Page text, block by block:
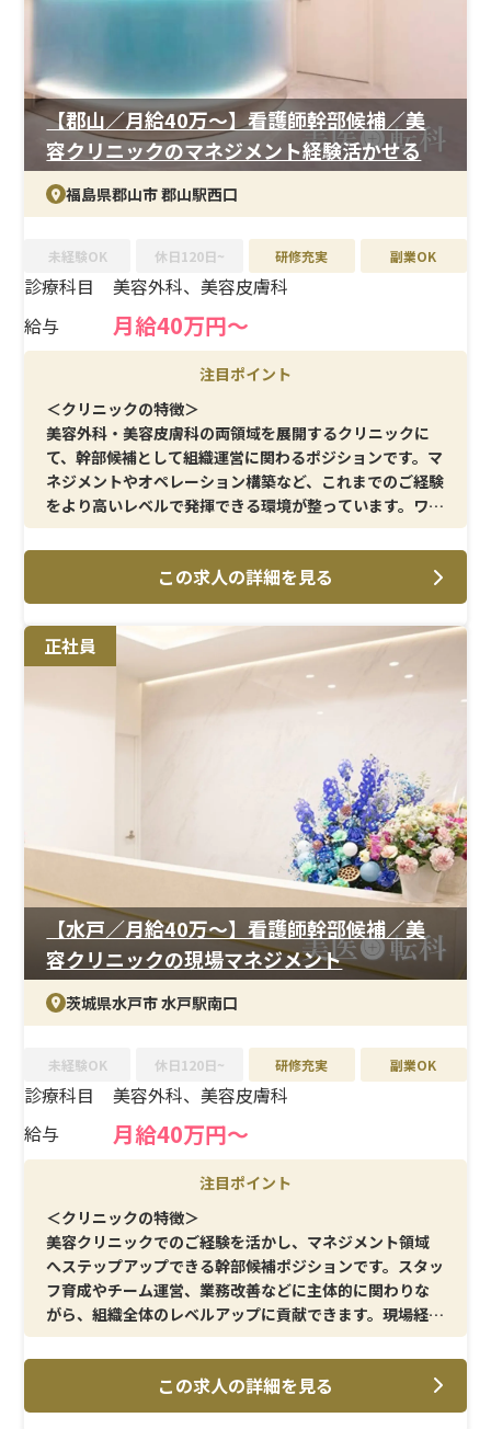
全週休2日制と働きやすさも確保。メリハリをつけながら
【郡山／月給40万〜】看護師幹部候補／美
容クリニックのマネジメント経験活かせる
福島県郡山市 郡山駅西口
未経験OK 休日120日~ 研修充実 副業OK
診療科目
美容外科、美容皮膚科
給与
月給40万円～
注目ポイント
＜クリニックの特徴＞
美容外科・美容皮膚科の両領域を展開するクリニックに
て、幹部候補として組織運営に関わるポジションです。マ
ネジメントやオペレーション構築など、これまでのご経験
をより高いレベルで発揮できる環境が整っています。ワン
ランク上のキャリアを目指す方に適しています。
二重整形やクマ取り、糸リフトをはじめとした美容外科施
術を中心に、幅広い美容皮膚科メニューも展開していま
す。患者様一人ひとりに合わせた施術提供に携わる中で、
専門性と提案力の両方を高められます。
入アップが可能です。残業は少なく、完全週休2日制で働
きやすさも確保。安定した環境の中で、さらなるキャリア
この求人の詳細を見る
正社員
【水戸／月給40万〜】看護師幹部候補／美
容クリニックの現場マネジメント
茨城県水戸市 水戸駅南口
未経験OK 休日120日~ 研修充実 副業OK
診療科目
美容外科、美容皮膚科
給与
月給40万円～
注目ポイント
＜クリニックの特徴＞
美容クリニックでのご経験を活かし、マネジメント領域
へステップアップできる幹部候補ポジションです。スタッ
フ育成やチーム運営、業務改善などに主体的に関わりな
がら、組織全体のレベルアップに貢献できます。現場経験
を次のキャリアへ繋げたい方に最適です。
二重整形・クマ取り・糸リフトなどの美容外科施術を中
この求人の詳細を見る